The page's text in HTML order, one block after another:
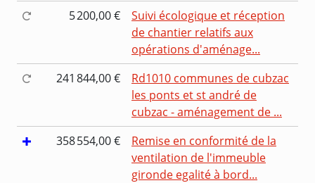
5 200,00 €
Suivi écologique et réception
de chantier relatifs aux
opérations d'aménage...
241 844,00 €
Rd1010 communes de cubzac
les ponts et st andré de
cubzac - aménagement de ...
358 554,00 €
Remise en conformité de la
ventilation de l'immeuble
gironde egalité à bord...